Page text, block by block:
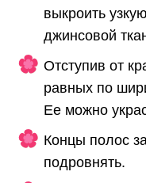
выкроить
джинсовой
Отступив от
равных по
Ее можно
Концы полос
подровнять.